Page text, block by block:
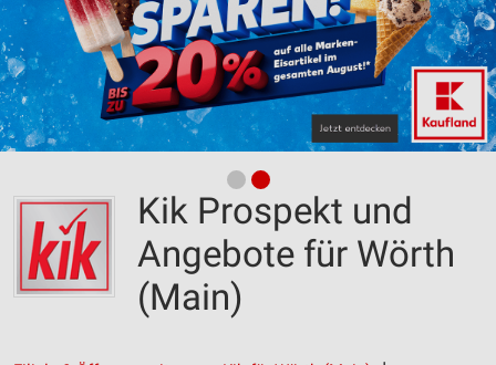
Kik Prospekt und
Angebote für Wörth
(Main)